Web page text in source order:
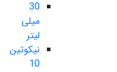
30
میلی
لیتر
نیکوتین
10